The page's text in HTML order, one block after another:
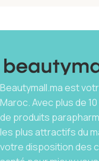
Beautymall.ma est
Maroc. Avec plus de
de produits
les plus attractifs du
votre disposition des